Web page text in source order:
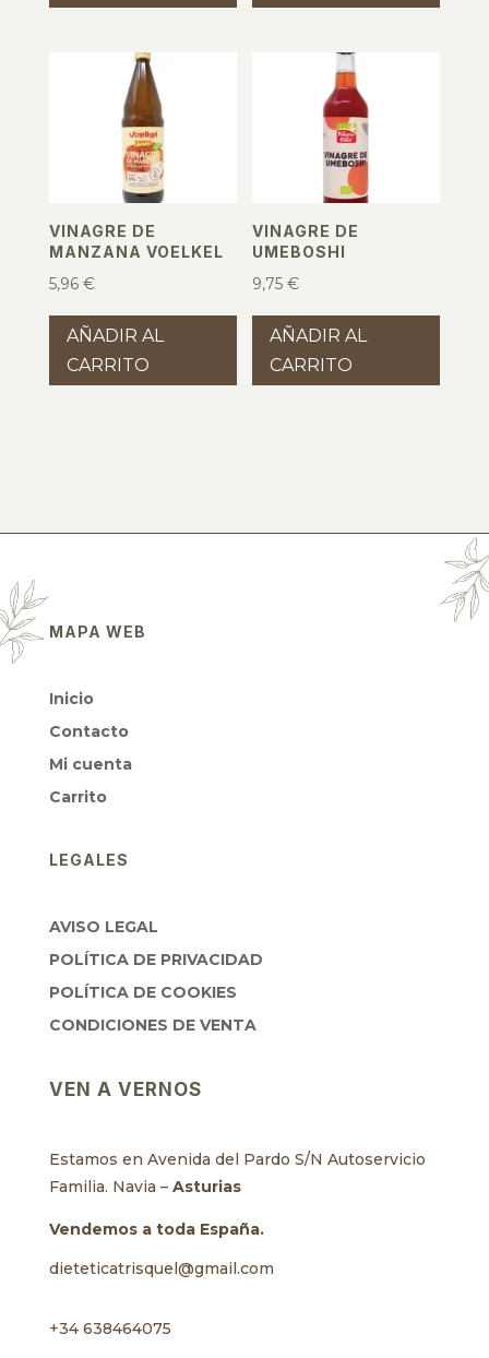
VINAGRE DE
MANZANA VOELKEL
5,96 €
AÑADIR AL
CARRITO
VINAGRE DE
UMEBOSHI
9,75€
AÑADIR AL
CARRITO
MAPA WEB
Inicio
Contacto
Mi cuenta
Carrito
LEGALES
AVISO LEGAL
POLÍTICA DE PRIVACIDAD
POLÍTICA DE COOKIES
CONDICIONES DE VENTA
VEN A VERNOS
Estamos en Avenida del Pardo S/N Autoservicio
Familia. Navia – Asturias
Vendemos a toda España.
dieteticatrisquel@gmail.com
+34 638464075